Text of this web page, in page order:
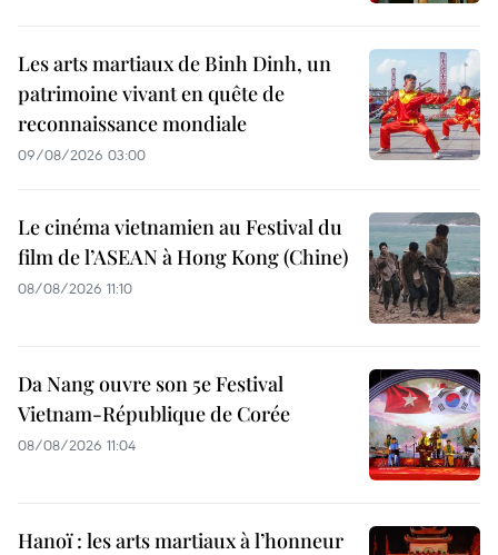
Les arts martiaux de Binh Dinh, un
patrimoine vivant en quête de
reconnaissance mondiale
09/08/2026 03:00
Le cinéma vietnamien au Festival du
film de l’ASEAN à Hong Kong (Chine)
08/08/2026 11:10
Da Nang ouvre son 5e Festival
Vietnam-République de Corée
08/08/2026 11:04
Hanoï : les arts martiaux à l’honneur